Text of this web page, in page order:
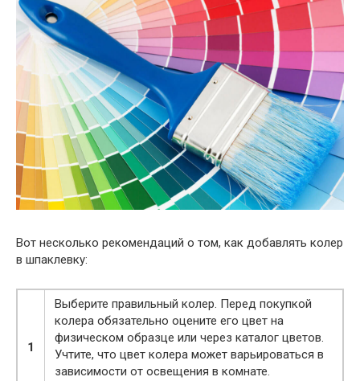
Вот несколько рекомендаций о том, как добавлять колер
в шпаклевку:
1
Выберите правильный колер. Перед покупкой
колера обязательно оцените его цвет на
физическом образце или через каталог цветов.
Учтите, что цвет колера может варьироваться в
зависимости от освещения в комнате.